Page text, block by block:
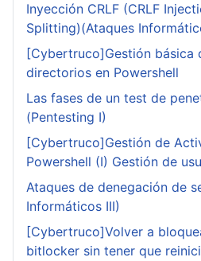
Inyección CRLF (CRLF
Splitting)(Ataques
[Cybertruco]Gestión básica
directorios en Powershell
Las fases de un test de
(Pentesting I)
[Cybertruco]Gestión de
Powershell (I) Gestión de
Ataques de denegación de
Informáticos III)
[Cybertruco]Volver a
bitlocker sin tener que